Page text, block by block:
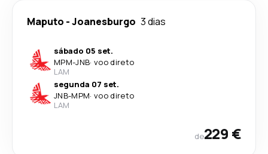
Maputo -Joanesburgo 3 dias
sábado 05 set.
MPM-JNB· voo direto
LAM
segunda 07 set.
JNB-MPM· voo direto
LAM
de229 €